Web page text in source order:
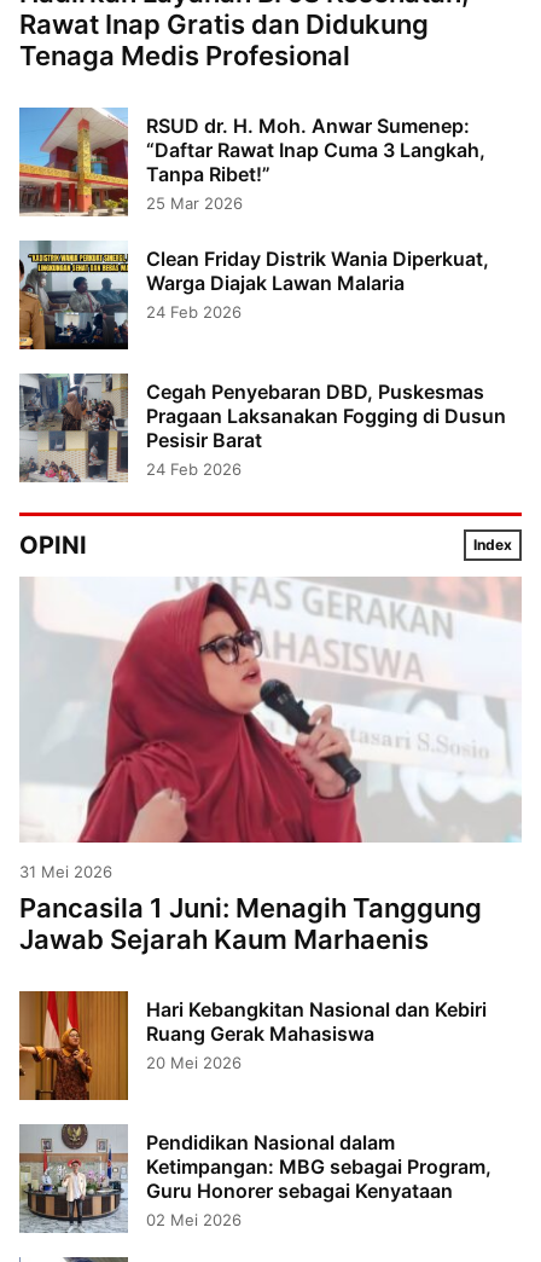
Rawat Inap Gratis dan Didukung
Tenaga Medis Profesional
RSUD dr. H. Moh. Anwar Sumenep:
“Daftar Rawat Inap Cuma 3 Langkah,
Tanpa Ribet!”
25 Mar 2026
Clean Friday Distrik Wania Diperkuat,
Warga Diajak Lawan Malaria
24 Feb 2026
Cegah Penyebaran DBD, Puskesmas
Pragaan Laksanakan Fogging di Dusun
Pesisir Barat
24 Feb 2026
OPINI Index
31 Mei 2026
Pancasila 1 Juni: Menagih Tanggung
Jawab Sejarah Kaum Marhaenis
Hari Kebangkitan Nasional dan Kebiri
Ruang Gerak Mahasiswa
20 Mei 2026
Pendidikan Nasional dalam
Ketimpangan: MBG sebagai Program,
Guru Honorer sebagai Kenyataan
02 Mei 2026